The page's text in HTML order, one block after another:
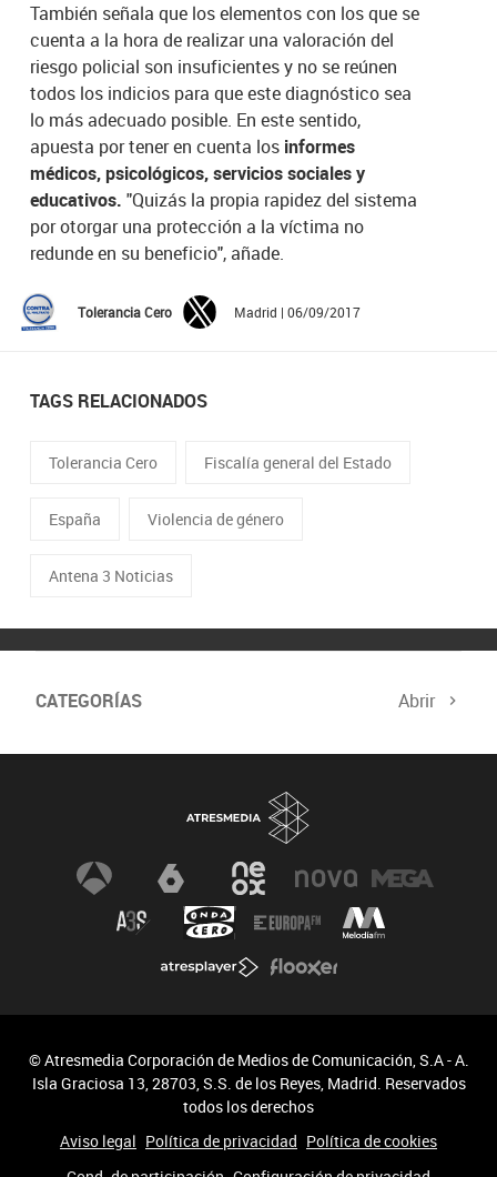
También señala que los elementos con los que se
cuenta a la hora de realizar una valoración del
riesgo policial son insuficientes y no se reúnen
todos los indicios para que este diagnóstico sea
lo más adecuado posible. En este sentido,
apuesta por tener en cuenta los informes
médicos, psicológicos, servicios sociales y
educativos. "Quizás la propia rapidez del sistema
por otorgar una protección a la víctima no
redunde en su beneficio", añade.
Tolerancia Cero Madrid | 06/09/2017
TAGS RELACIONADOS
Tolerancia Cero Fiscalía general del Estado
España Violencia de género
Antena 3 Noticias
CATEGORÍAS Abrir
© Atresmedia Corporación de Medios de Comunicación, S.A - A.
Isla Graciosa 13, 28703, S.S. de los Reyes, Madrid. Reservados
todos los derechos
Aviso legal Política de privacidad Política de cookies